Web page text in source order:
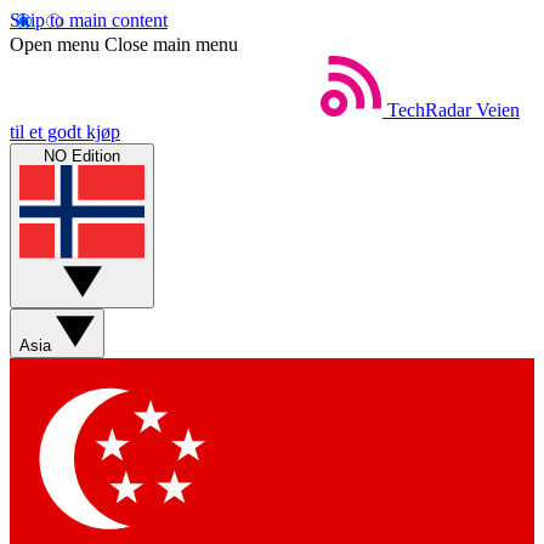
Skip to main content
Open menu Close main menu
TechRadar Veien
til et godt kjøp
NO Edition
Asia